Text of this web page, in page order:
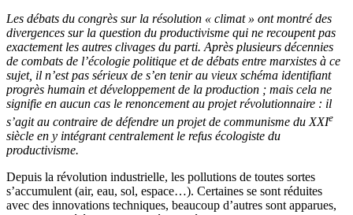
Les débats du congrès sur la résolution « climat » ont montré des
divergences sur la question du productivisme qui ne recoupent pas
exactement les autres clivages du parti. Après plusieurs décennies
de combats de l’écologie politique et de débats entre marxistes à ce
sujet, il n’est pas sérieux de s’en tenir au vieux schéma identifiant
progrès humain et développement de la production ; mais cela ne
signifie en aucun cas le renoncement au projet révolutionnaire : il
s’agit au contraire de défendre un projet de communisme du XXIe
siècle en y intégrant centralement le refus écologiste du
productivisme.
Depuis la révolution industrielle, les pollutions de toutes sortes
s’accumulent (air, eau, sol, espace…). Certaines se sont réduites
avec des innovations techniques, beaucoup d’autres sont apparues,